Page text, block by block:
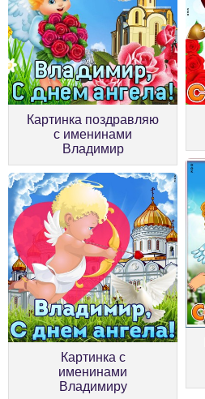
Картинка поздравляю
с именинами
Владимир
Картинка с
именинами
Владимиру